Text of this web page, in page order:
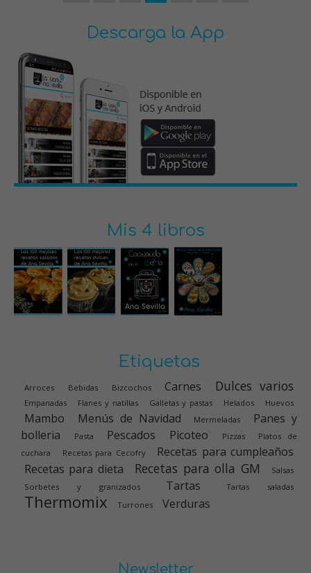
Descarga la App
Mis 4 libros
Etiquetas
Arroces Bebidas Bizcochos Carnes Dulces varios
Empanadas Flanes y natillas Galletas y pastas Helados Huevos
Mambo Menús de Navidad Mermeladas
Panes y
bolleria
Pasta Pescados Picoteo Pizzas
Platos de
cuchara
Recetas para Cecofry
Recetas para cumpleaños
Recetas para dieta
Recetas para olla GM
Salsas
Sorbetes y granizados
Tartas Tartas saladas
Thermomix Turrones Verduras
Newsletter